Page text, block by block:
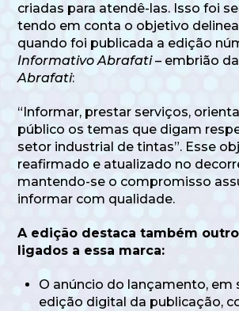
criadas para atendê-las. Isso foi
tendo em conta o objetivo
quando foi publicada a edição
Informativo Abrafati– embrião da
Abrafati:
“Informar, prestar serviços,
público os temas que digam
setor industrial de tintas”. Esse
reafirmado e atualizado no
mantendo-se o compromisso
informar com qualidade.
A edição destaca também
ligados a essa marca:
O anúncio do lançamento, em
edição digital da publicação,